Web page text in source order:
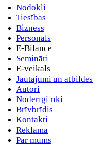
Nodokļi
Tiesības
Bizness
Personāls
E-Bilance
Semināri
E-veikals
Jautājumi un atbildes
Autori
Noderīgi rīki
Brīvbrīdis
Kontakti
Reklāma
Par mums